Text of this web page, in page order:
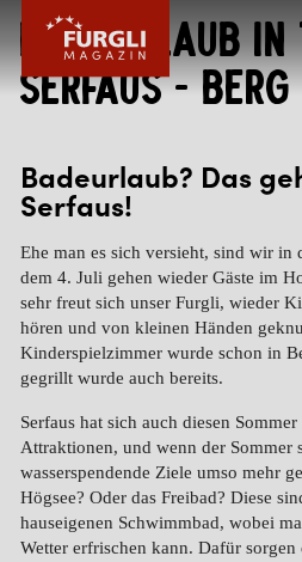
FAMILIENHOTEL
FURGLER
POST
KINDER
SOMMER
WINTER
Badeurlaub
Serfaus - Berg
Badeurlaub? Das
Serfaus!
Ehe man es sich versieht, sind wir in
dem 4. Juli gehen wieder Gäste im
sehr freut sich unser Furgli, wieder
hören und von kleinen Händen
Kinderspielzimmer wurde schon in
gegrillt wurde auch bereits.
Serfaus hat sich auch diesen
Attraktionen, und wenn der Sommer
wasserspendende Ziele umso mehr
Högsee? Oder das Freibad? Diese
hauseigenen Schwimmbad, wobei
Wetter erfrischen kann. Dafür